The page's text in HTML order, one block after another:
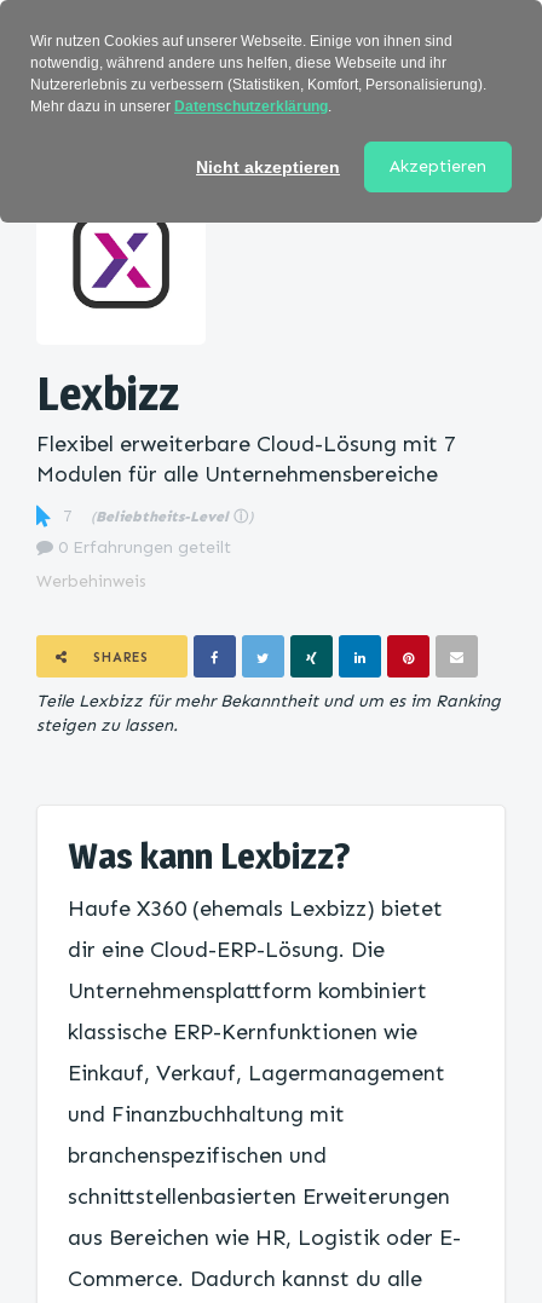
Lexbizz
Flexibel erweiterbare Cloud-Lösung mit 7
Modulen für alle Unternehmensbereiche
7 (Beliebtheits-Level ⓘ )
0 Erfahrungen geteilt
Werbehinweis
SHARES
Teile Lexbizz für mehr Bekanntheit und um es im Ranking
steigen zu lassen.
Was kann Lexbizz?
Haufe X360 (ehemals Lexbizz) bietet
dir eine Cloud-ERP-Lösung. Die
Unternehmensplattform kombiniert
klassische ERP-Kernfunktionen wie
Einkauf, Verkauf, Lagermanagement
und Finanzbuchhaltung mit
branchenspezifischen und
schnittstellenbasierten Erweiterungen
aus Bereichen wie HR, Logistik oder E-
Commerce. Dadurch kannst du alle
Wir nutzen Cookies auf unserer Webseite. Einige von ihnen sind
notwendig, während andere uns helfen, diese Webseite und ihr
Nutzererlebnis zu verbessern (Statistiken, Komfort, Personalisierung).
Mehr dazu in unserer Datenschutzerklärung.
Nicht akzeptieren Akzeptieren